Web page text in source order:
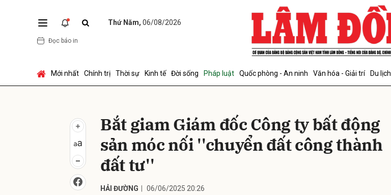
Thứ Năm, 06/08/2026
Đọc báo in
Mới nhất Chính trị Thời sự Kinh tế Đời sống Pháp luật Quốc phòng - An ninh Văn hóa - Giải trí Du lịch
Bắt giam Giám đốc Công ty bất động
sản móc nối ''chuyển đất công thành
đất tư''
HẢI ĐƯỜNG 06/06/2025 20:26
Gửi bình luận